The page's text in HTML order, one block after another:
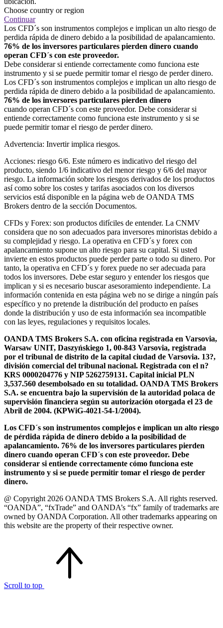
Choose country or region
Continuar
Los CFD´s son instrumentos complejos e implican un alto riesgo de
perdida rápida de dinero debido a la posibilidad de apalancamiento.
76% de los inversores particulares pierden dinero cuando
operan CFD´s con este proveedor.
Debe considerar si entiende correctamente como funciona este
instrumento y si se puede permitir tomar el riesgo de perder dinero.
Los CFD´s son instrumentos complejos e implican un alto riesgo de
perdida rápida de dinero debido a la posibilidad de apalancamiento.
76% de los inversores particulares pierden dinero
cuando operan CFD´s con este proveedor. Debe considerar si
entiende correctamente como funciona este instrumento y si se
puede permitir tomar el riesgo de perder dinero.
Advertencia: Invertir implica riesgos.
Acciones: riesgo 6/6. Este número es indicativo del riesgo del
producto, siendo 1/6 indicativo del menor riesgo y 6/6 del mayor
riesgo. La información sobre los riesgos derivados de los productos
así como sobre los costes y tarifas asociados con los diversos
servicios está disponible en la página web de OANDA TMS
Brokers dentro de la sección Documentos.
CFDs y Forex: son productos difíciles de entender. La CNMV
considera que no son adecuados para inversores minoristas debido a
su complejidad y riesgo. La operativa en CFD´s y forex con
apalancamiento supone un alto riesgo para su capital. Si usted
invierte en estos productos puede perder parte o todo su dinero. Por
tanto, la operativa en CFD´s y forex puede no ser adecuada para
todos los inversores. Debe estar seguro y entender los riesgos que
implican y si es necesario buscar asesoramiento independiente. La
información contenida en esta página web no se dirige a ningún país
específico y no pretende la distribución del producto en países
donde la distribución y uso de esta información sea incompatible
con las leyes, regulaciones y requisitos locales.
OANDA TMS Brokers S.A. con oficina registrada en Varsovia,
Warsaw UNIT, Daszyńskiego 1, 00-843 Varsovia, registrada
por el tribunal de distrito de la capital ciudad de Varsovia. 13?,
división comercial del tribunal nacional. Registrada con el n?
KRS 0000204776 y NIP 5262759131. Capital inicial PLN
3,537.560 desembolsado en su totalidad. OANDA TMS Brokers
S.A. se encuentra bajo la supervisión de la autoridad polaca de
supervisión financiera según su autorización otorgada el 23 de
Abril de 2004. (KPWiG-4021-54-1/2004).
Los CFD´s son instrumentos complejos e implican un alto riesgo
de pérdida rápida de dinero debido a la posibilidad de
apalancamiento. 76% de los inversores particulares pierden
dinero cuando operan CFD´s con este proveedor. Debe
considerar si entiende correctamente cómo funciona este
instrumento y si se puede permitir tomar el riesgo de perder
dinero.
@ Copyright 2026 OANDA TMS Brokers S.A. All rights reserved.
“OANDA”, “fxTrade” and OANDA’s “fx” family of trademarks are
owned by OANDA Corporation. All other trademarks appearing on
this website are the property of their respective owner.
Scroll to top